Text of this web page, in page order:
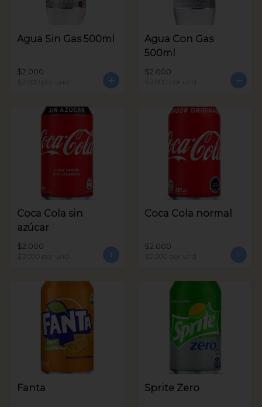
Agua Sin Gas 500ml
$2.000
$2.000 por und
Agua Con Gas
500ml
$2.000
$2.000 por und
Coca Cola sin
azúcar
$2.000
$2.000 por und
Coca Cola normal
$2.000
$2.000 por und
Fanta Sprite Zero